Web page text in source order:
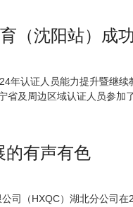
（沈阳站）成
年认证人员能力提升暨继续
省及周边区域认证人员参加
的有声有色
司（HXQC）湖北分公司在